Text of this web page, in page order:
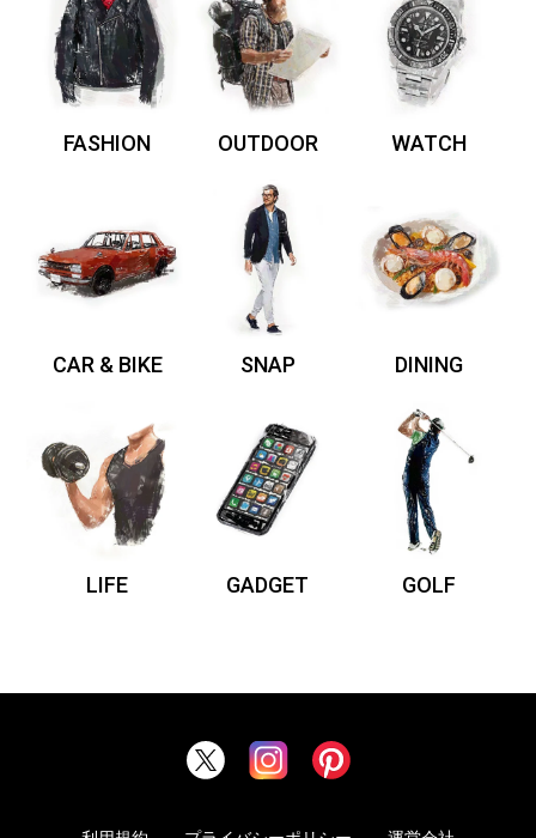
FASHION OUTDOOR WATCH
CAR & BIKE SNAP DINING
LIFE GADGET GOLF